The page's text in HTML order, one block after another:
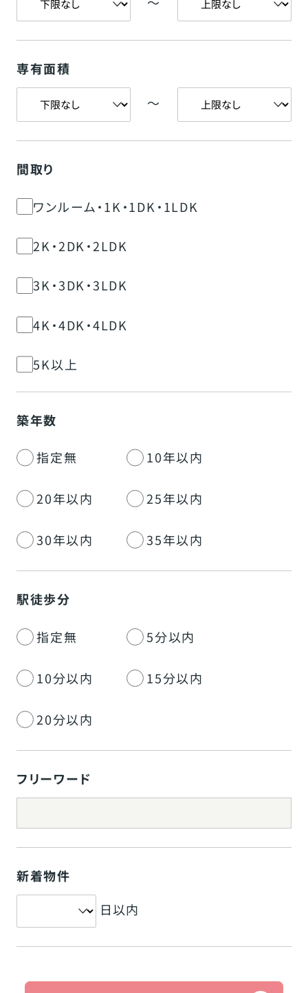
専有面積
〜
間取り
ワンルーム・1K・1DK・1LDK
2K・2DK・2LDK
3K・3DK・3LDK
4K・4DK・4LDK
5K以上
築年数
指定無 10年以内
20年以内 25年以内
30年以内 35年以内
駅徒歩分
指定無 5分以内
10分以内 15分以内
20分以内
フリーワード
新着物件
日以内